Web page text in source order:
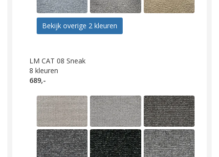
Bekijk overige 2 kleuren
LM CAT 08 Sneak
8 kleuren
689,-